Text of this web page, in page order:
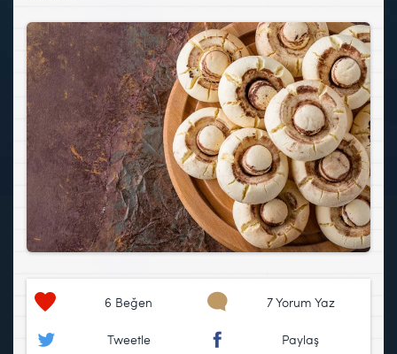
6 Beğen 7 Yorum Yaz
Tweetle Paylaş